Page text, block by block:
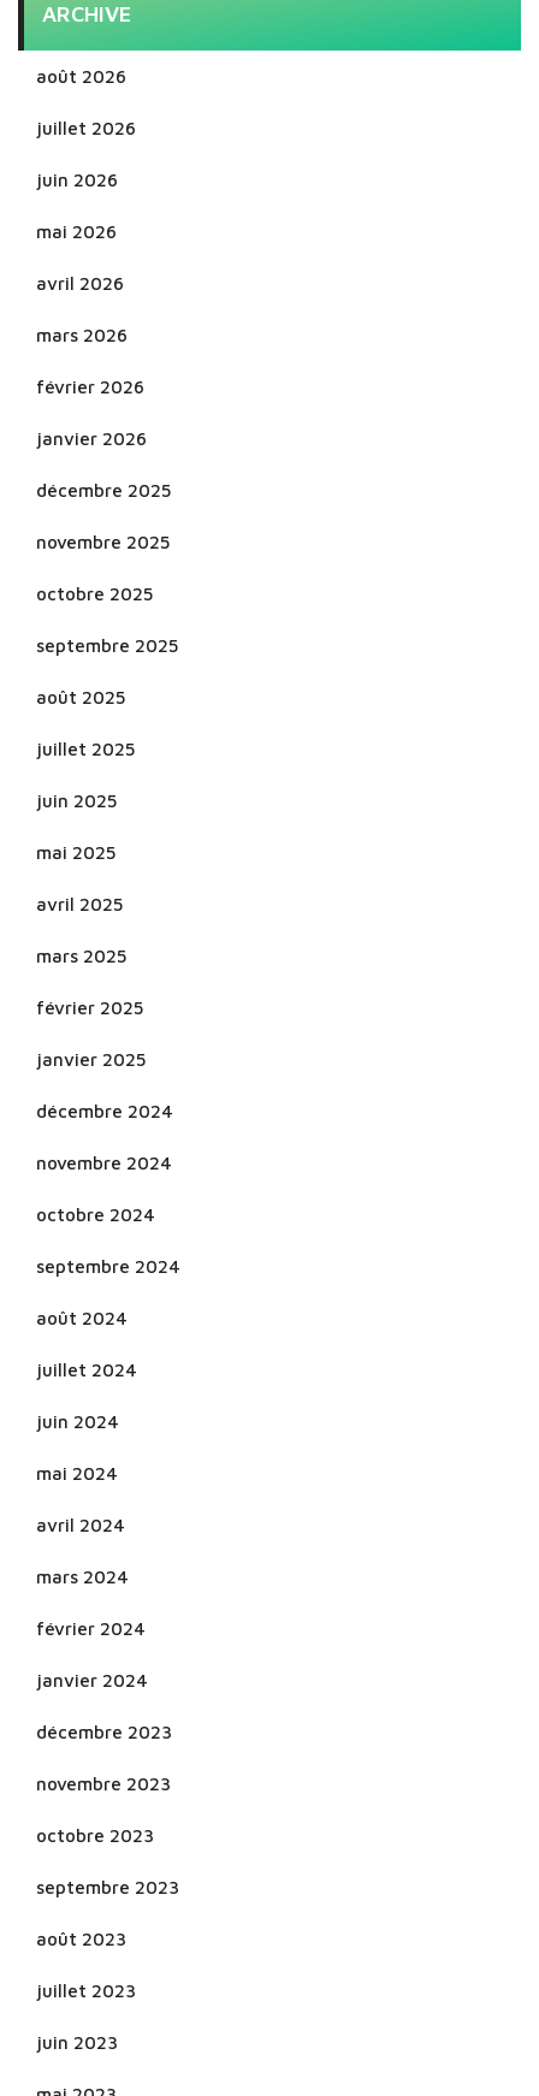
ARCHIVE
août 2026
juillet 2026
juin 2026
mai 2026
avril 2026
mars 2026
février 2026
janvier 2026
décembre 2025
novembre 2025
octobre 2025
septembre 2025
août 2025
juillet 2025
juin 2025
mai 2025
avril 2025
mars 2025
février 2025
janvier 2025
décembre 2024
novembre 2024
octobre 2024
septembre 2024
août 2024
juillet 2024
juin 2024
mai 2024
avril 2024
mars 2024
février 2024
janvier 2024
décembre 2023
novembre 2023
octobre 2023
septembre 2023
août 2023
juillet 2023
juin 2023